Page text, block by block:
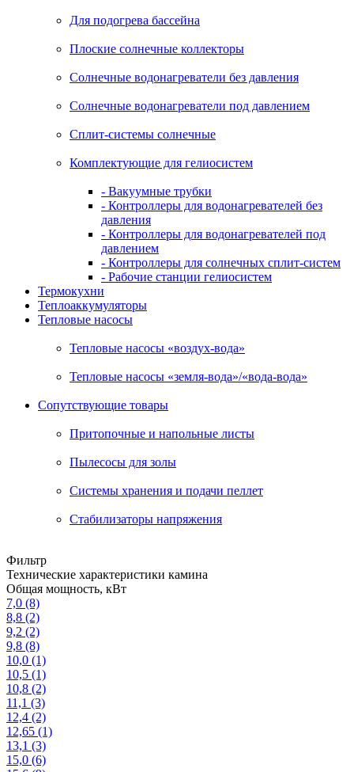
Для подогрева бассейна
Плоские солнечные коллекторы
Солнечные водонагреватели без давления
Солнечные водонагреватели под давлением
Сплит-системы солнечные
Комплектующие для гелиосистем
- Вакуумные трубки
- Контроллеры для водонагревателей без
давления
- Контроллеры для водонагревателей под
давлением
- Контроллеры для солнечных сплит-систем
- Рабочие станции гелиосистем
Термокухни
Теплоаккумуляторы
Тепловые насосы
Тепловые насосы «воздух-вода»
Тепловые насосы «земля-вода»/«вода-вода»
Сопутствующие товары
Притопочные и напольные листы
Пылесосы для золы
Системы хранения и подачи пеллет
Стабилизаторы напряжения
Фильтр
Технические характеристики камина
Общая мощность, кВт
7,0 (8)
8,8 (2)
9,2 (2)
9,8 (8)
10,0 (1)
10,5 (1)
10,8 (2)
11,1 (3)
12,4 (2)
12,65 (1)
13,1 (3)
15,0 (6)